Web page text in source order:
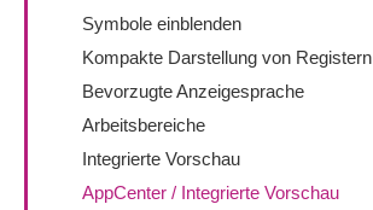
Symbole einblenden
Kompakte Darstellung von Registern
Bevorzugte Anzeigesprache
Arbeitsbereiche
Integrierte Vorschau
AppCenter / Integrierte Vorschau